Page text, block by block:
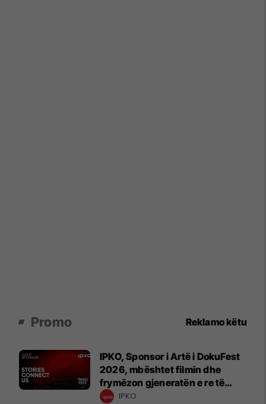
Promo Reklamo këtu
IPKO, Sponsor i Artë i DokuFest
2026, mbështet filmin dhe
frymëzon gjeneratën e re të
krijuesve
IPKO